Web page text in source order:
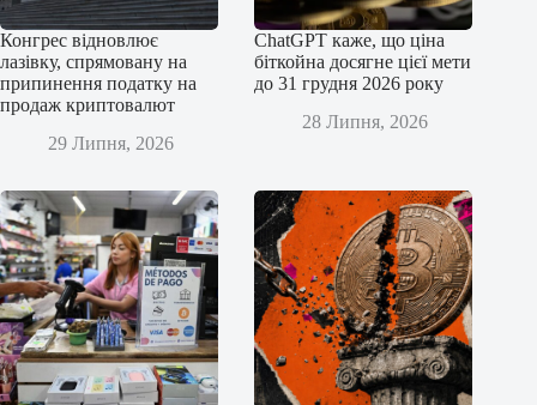
Конгрес відновлює
лазівку, спрямовану на
припинення податку на
продаж криптовалют
29 Липня, 2026
ChatGPT каже, що ціна
біткойна досягне цієї мети
до 31 грудня 2026 року
28 Липня, 2026